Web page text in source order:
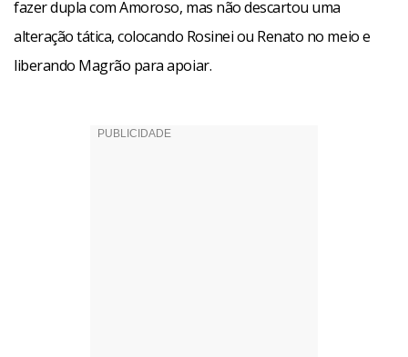
fazer dupla com Amoroso, mas não descartou uma
alteração tática, colocando Rosinei ou Renato no meio e
liberando Magrão para apoiar.